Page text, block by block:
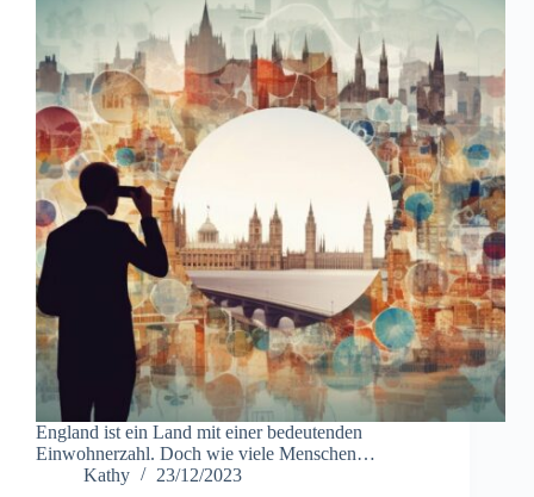
England ist ein Land mit einer bedeutenden
Einwohnerzahl. Doch wie viele Menschen…
Kathy
23/12/2023